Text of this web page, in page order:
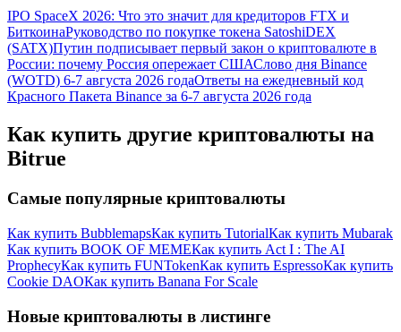
IPO SpaceX 2026: Что это значит для кредиторов FTX и
БиткоинаРуководство по покупке токена SatoshiDEX
(SATX)Путин подписывает первый закон о криптовалюте в
России: почему Россия опережает СШАСлово дня Binance
(WOTD) 6-7 августа 2026 годаОтветы на ежедневный код
Красного Пакета Binance за 6-7 августа 2026 года
Как купить другие криптовалюты на
Bitrue
Самые популярные криптовалюты
Как купить BubblemapsКак купить TutorialКак купить Mubarak
Как купить BOOK OF MEMEКак купить Act I : The AI
ProphecyКак купить FUNTokenКак купить EspressoКак купить
Cookie DAOКак купить Banana For Scale
Новые криптовалюты в листинге